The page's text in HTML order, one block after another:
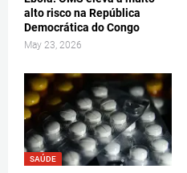
alto risco na República
Democrática do Congo
May 23, 2026
SAÚDE